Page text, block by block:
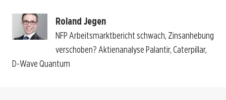
Roland Jegen
NFP Arbeitsmarktbericht schwach, Zinsanhebung
verschoben? Aktienanalyse Palantir, Caterpillar,
D-Wave Quantum